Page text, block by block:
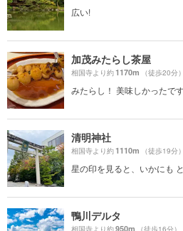
広い!
加茂みたらし茶屋
相国寺より約1170m （徒歩20分）
みたらし！ 美味しかったで
清明神社
相国寺より約1110m （徒歩19分）
星の印を見ると、いかにも
鴨川デルタ
相国寺より約950m （徒歩16分）